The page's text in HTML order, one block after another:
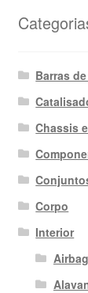
Barras
Chassis
Corpo
Interior